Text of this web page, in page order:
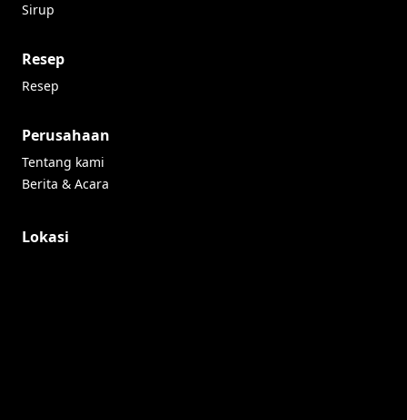
Sirup
Resep
Resep
Perusahaan
Tentang kami
Berita & Acara
Lokasi